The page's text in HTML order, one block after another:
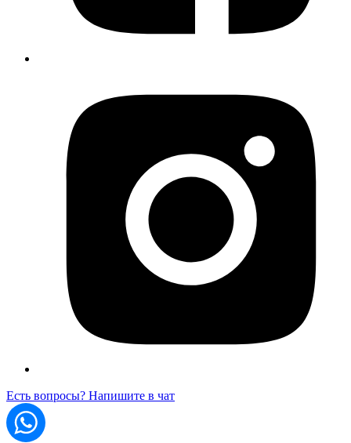
Есть вопросы? Напишите в чат